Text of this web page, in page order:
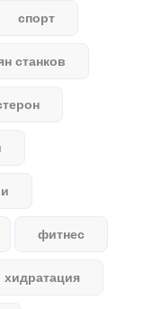
спорт
станков
фитнес
хидратация